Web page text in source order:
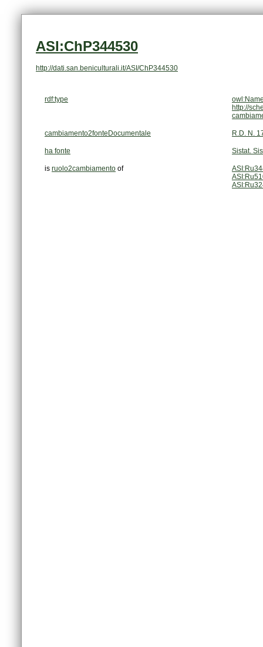
ASI:ChP344530
http://dati.san.beniculturali.it/ASI/ChP344530
rdf:type
http://
cambiamento2fonteDocumentale R.D. N.
ha fonte Sistat.
is ruolo2cambiamento of